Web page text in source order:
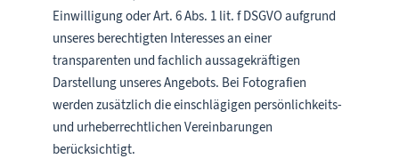
Einwilligung oder Art. 6 Abs. 1 lit. f DSGVO aufgrund
unseres berechtigten Interesses an einer
transparenten und fachlich aussagekräftigen
Darstellung unseres Angebots. Bei Fotografien
werden zusätzlich die einschlägigen persönlichkeits-
und urheberrechtlichen Vereinbarungen
berücksichtigt.